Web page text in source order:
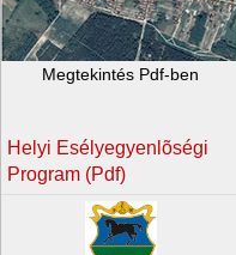
Megtekintés Pdf-ben
Helyi Esélyegyenlõségi
Program (Pdf)